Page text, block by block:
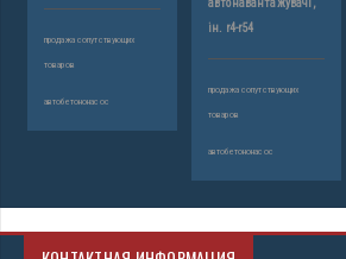
продажа сопутствующих
товаров
автобетононасос
автонавантажувачі,
ін. r4-r54
продажа сопутствующих
товаров
автобетононасос